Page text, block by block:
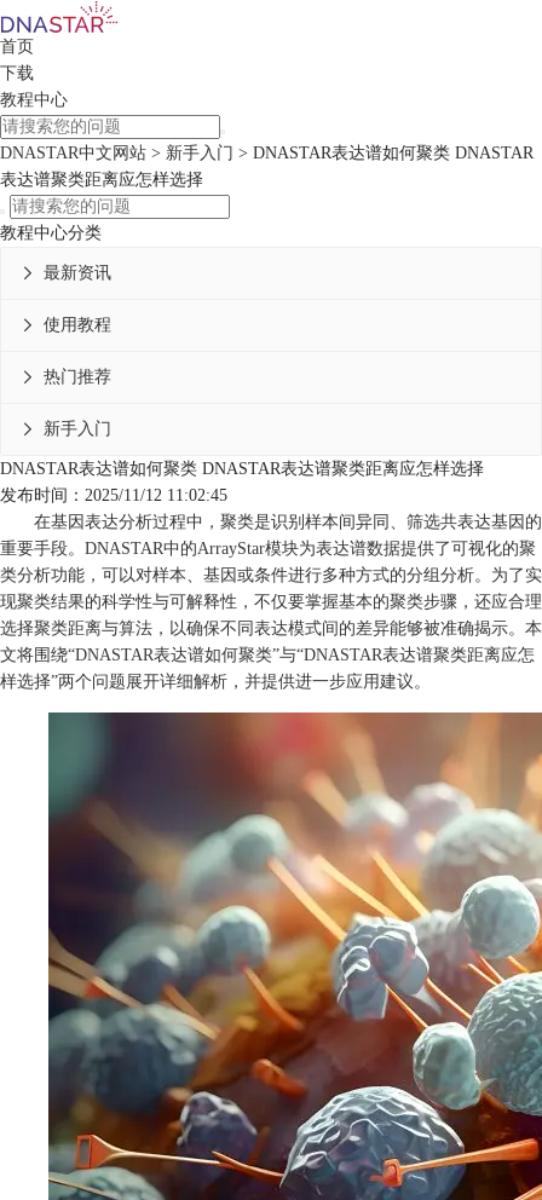
首页
下载
教程中心
DNASTAR中文网站 > 新手入门 > DNASTAR表达谱如何聚类 DNASTAR
表达谱聚类距离应怎样选择
教程中心分类
最新资讯

使用教程

热门推荐

新手入门

DNASTAR表达谱如何聚类 DNASTAR表达谱聚类距离应怎样选择
发布时间：2025/11/12 11:02:45
在基因表达分析过程中，聚类是识别样本间异同、筛选共表达基因的
重要手段。DNASTAR中的ArrayStar模块为表达谱数据提供了可视化的聚
类分析功能，可以对样本、基因或条件进行多种方式的分组分析。为了实
现聚类结果的科学性与可解释性，不仅要掌握基本的聚类步骤，还应合理
选择聚类距离与算法，以确保不同表达模式间的差异能够被准确揭示。本
文将围绕“DNASTAR表达谱如何聚类”与“DNASTAR表达谱聚类距离应怎
样选择”两个问题展开详细解析，并提供进一步应用建议。